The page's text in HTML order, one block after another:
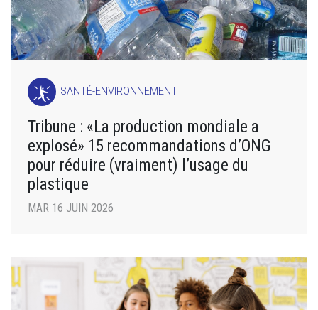
SANTÉ-ENVIRONNEMENT
Tribune : «La production mondiale a
explosé» 15 recommandations d’ONG
pour réduire (vraiment) l’usage du
plastique
MAR 16 JUIN 2026